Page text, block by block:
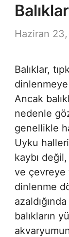
Haziran
Balıklar,
Ancak
nedenle
genellikle
Uyku
kaybı
ve çevreye
dinlenme
balıkların